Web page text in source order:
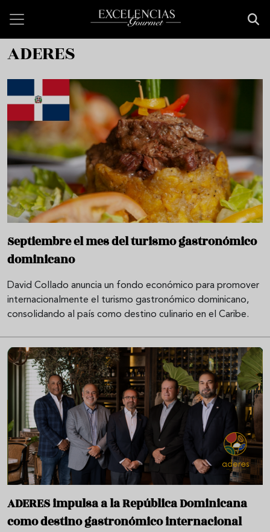
ADERES
Septiembre el mes del turismo gastronómico
dominicano
David Collado anuncia un fondo económico para promover
internacionalmente el turismo gastronómico dominicano,
consolidando al país como destino culinario en el Caribe.
ADERES impulsa a la República Dominicana
como destino gastronómico internacional